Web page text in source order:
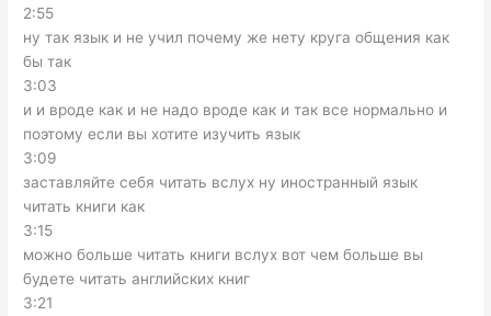
2:55
ну так язык и не учил почему же нету круга общения как
бы так
3:03
и и вроде как и не надо вроде как и так все нормально и
поэтому если вы хотите изучить язык
3:09
заставляйте себя читать вслух ну иностранный язык
читать книги как
3:15
можно больше читать книги вслух вот чем больше вы
будете читать английских книг
3:21